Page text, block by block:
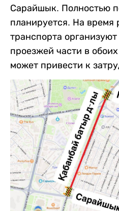
Сарайшык. Полностью
планируется. На время
транспорта
проезжей части в
может привести к